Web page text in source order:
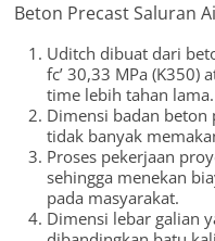
Beton Precast Saluran
Uditch dibuat dari
fc’ 30,33 MPa (K350)
time lebih tahan lama.
Dimensi badan beton
tidak banyak
Proses pekerjaan
sehingga menekan
pada masyarakat.
Dimensi lebar galian